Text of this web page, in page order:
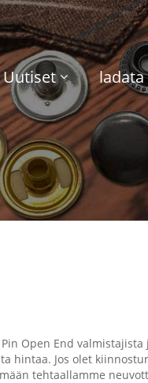
Uutiset ladata
Open End
hintaa. Jos olet
tehtaallamme